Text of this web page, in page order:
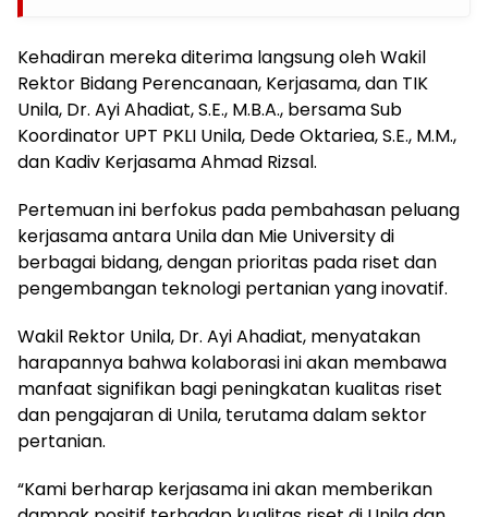
Kehadiran mereka diterima langsung oleh Wakil
Rektor Bidang Perencanaan, Kerjasama, dan TIK
Unila, Dr. Ayi Ahadiat, S.E., M.B.A., bersama Sub
Koordinator UPT PKLI Unila, Dede Oktariea, S.E., M.M.,
dan Kadiv Kerjasama Ahmad Rizsal.
Pertemuan ini berfokus pada pembahasan peluang
kerjasama antara Unila dan Mie University di
berbagai bidang, dengan prioritas pada riset dan
pengembangan teknologi pertanian yang inovatif.
Wakil Rektor Unila, Dr. Ayi Ahadiat, menyatakan
harapannya bahwa kolaborasi ini akan membawa
manfaat signifikan bagi peningkatan kualitas riset
dan pengajaran di Unila, terutama dalam sektor
pertanian.
“Kami berharap kerjasama ini akan memberikan